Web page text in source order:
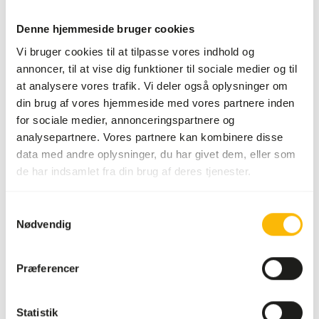
Denne hjemmeside bruger cookies
Vi bruger cookies til at tilpasse vores indhold og
annoncer, til at vise dig funktioner til sociale medier og til
at analysere vores trafik. Vi deler også oplysninger om
din brug af vores hjemmeside med vores partnere inden
for sociale medier, annonceringspartnere og
analysepartnere. Vores partnere kan kombinere disse
data med andre oplysninger, du har givet dem, eller som
de har indsamlet fra din brug af deres tjenester.
Nødvendig
Præferencer
Statistik
Mis
Pinky
g)
79201
Pris pr.